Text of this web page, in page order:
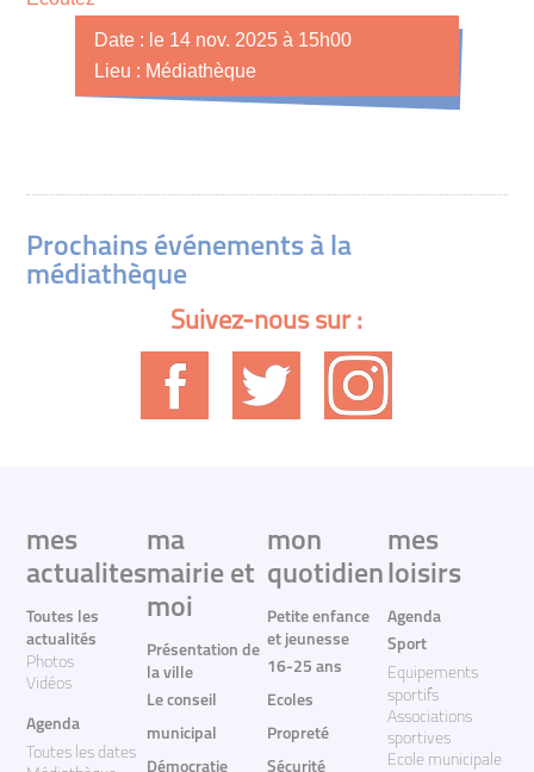
Date : le 14 nov. 2025 à 15h00
Lieu : Médiathèque
Prochains événements à la
médiathèque
Suivez-nous sur :
mes
actualites
Toutes les
actualités
Photos
Vidéos
Agenda
Toutes les dates
ma
mairie et
moi
Présentation de
la ville
Le conseil
municipal
Démocratie
mon
quotidien
Petite enfance
et jeunesse
16-25 ans
Ecoles
Propreté
Sécurité
mes
loisirs
Agenda
Sport
Equipements
sportifs
Associations
sportives
Ecole municipale